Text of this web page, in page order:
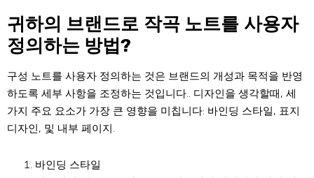
귀하의 브랜드로 작곡 노트를 사용자
정의하는 방법?
구성 노트를 사용자 정의하는 것은 브랜드의 개성과 목적을 반영
하도록 세부 사항을 조정하는 것입니다.. 디자인을 생각할때, 세
가지 주요 요소가 가장 큰 영향을 미칩니다: 바인딩 스타일, 표지
디자인, 및 내부 페이지.
바인딩 스타일